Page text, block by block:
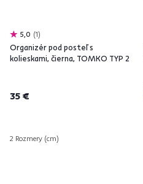
5,0 1
Organizér pod posteľ s
kolieskami, čierna, TOMKO TYP 2
35 €
2 Rozmery (cm)